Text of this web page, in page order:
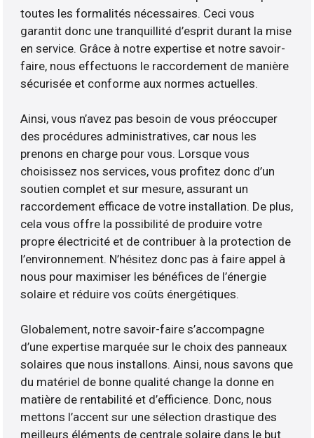
toutes les formalités nécessaires. Ceci vous
garantit donc une tranquillité d’esprit durant la mise
en service. Grâce à notre expertise et notre savoir-
faire, nous effectuons le raccordement de manière
sécurisée et conforme aux normes actuelles.
Ainsi, vous n’avez pas besoin de vous préoccuper
des procédures administratives, car nous les
prenons en charge pour vous. Lorsque vous
choisissez nos services, vous profitez donc d’un
soutien complet et sur mesure, assurant un
raccordement efficace de votre installation. De plus,
cela vous offre la possibilité de produire votre
propre électricité et de contribuer à la protection de
l’environnement. N’hésitez donc pas à faire appel à
nous pour maximiser les bénéfices de l’énergie
solaire et réduire vos coûts énergétiques.
Globalement, notre savoir-faire s’accompagne
d’une expertise marquée sur le choix des panneaux
solaires que nous installons. Ainsi, nous savons que
du matériel de bonne qualité change la donne en
matière de rentabilité et d’efficience. Donc, nous
mettons l’accent sur une sélection drastique des
meilleurs éléments de centrale solaire dans le but